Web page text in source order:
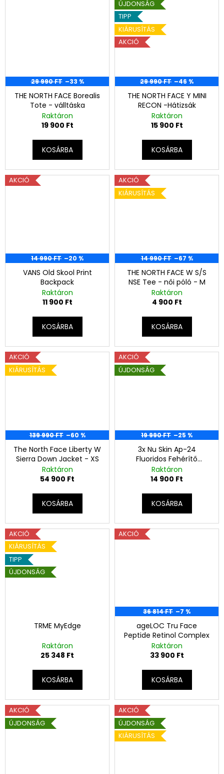
29 990 FT –33 %
THE NORTH FACE Borealis
Tote - válltáska
Raktáron
19 900 Ft
KOSÁRBA
ÚJDONSÁG
TIPP
KIÁRUSÍTÁS
AKCIÓ
29 990 FT –46 %
THE NORTH FACE Y MINI
RECON -Hátizsák
Raktáron
15 900 Ft
KOSÁRBA
AKCIÓ
14 990 FT –20 %
VANS Old Skool Print
Backpack
Raktáron
11 900 Ft
KOSÁRBA
AKCIÓ
KIÁRUSÍTÁS
14 990 FT –67 %
THE NORTH FACE W S/S
NSE Tee - női póló - M
Raktáron
4 900 Ft
KOSÁRBA
AKCIÓ
KIÁRUSÍTÁS
139 990 FT –60 %
The North Face Liberty W
Sierra Down Jacket - XS
Raktáron
54 900 Ft
KOSÁRBA
AKCIÓ
ÚJDONSÁG
19 990 FT –25 %
3x Nu Skin Ap-24
Fluoridos Fehérítő
Fogkrém
Raktáron
14 900 Ft
KOSÁRBA
AKCIÓ
KIÁRUSÍTÁS
TIPP
ÚJDONSÁG
TRME MyEdge
Raktáron
25 348 Ft
KOSÁRBA
AKCIÓ
36 814 FT –7 %
ageLOC Tru Face
Peptide Retinol Complex
Raktáron
33 900 Ft
KOSÁRBA
AKCIÓ
ÚJDONSÁG
AKCIÓ
ÚJDONSÁG
KIÁRUSÍTÁS